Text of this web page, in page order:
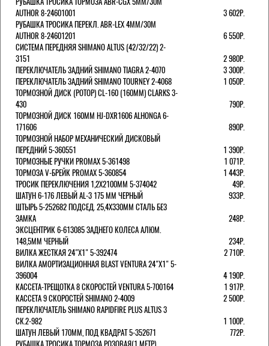
AUTHOR 8-24601001
3 602Р.
РУБАШКА ТРОСИКА ПЕРЕКЛ. ABR-LEX 4MM/30M
AUTHOR 8-24601201
6 550Р.
СИСТЕМА ПЕРЕДНЯЯ SHIMANO ALTUS (42/32/22) 2-
3151
2 980Р.
ПЕРЕКЛЮЧАТЕЛЬ ЗАДНИЙ SHIMANO TIAGRA 2-4070
3 300Р.
ПЕРЕКЛЮЧАТЕЛЬ ЗАДНИЙ SHIMANO TOURNEY 2-4068
1 050Р.
ТОРМОЗНОЙ ДИСК (РОТОР) CL-160 (160ММ) CLARKS 3-
430
790Р.
ТОРМОЗНОЙ ДИСК 160ММ HJ-DXR1606 ALHONGA 6-
171606
890Р.
ТОРМОЗНОЙ НАБОР МЕХАНИЧЕСКИЙ ДИСКОВЫЙ
ПЕРЕДНИЙ 5-360551
1 390Р.
ТОРМОЗНЫЕ РУЧКИ PROMAX 5-361498
1 071Р.
ТОРМОЗА V-БРЕЙК PROMAX 5-360854
1 443Р.
ТРОСИК ПЕРЕКЛЮЧЕНИЯ 1,2Х2100ММ 5-374042
49Р.
ШАТУН 6-176 ЛЕВЫЙ AL-3 175 ММ ЧЕРНЫЙ
933Р.
ШТЫРЬ 5-252682 ПОДСЕД. 25,4Х330ММ СТАЛЬ БЕЗ
ЗАМКА
248Р.
ЭКСЦЕНТРИК 6-613085 ЗАДНЕГО КОЛЕСА АЛЮМ.
148,5ММ ЧЕРНЫЙ
234Р.
ВИЛКА ЖЕСТКАЯ 24"Х1" 5-392474
2 710Р.
ВИЛКА АМОРТИЗАЦИОННАЯ BLAST VENTURA 24"Х1" 5-
396004
4 190Р.
КАССЕТА-ТРЕЩОТКА 8 СКОРОСТЕЙ VENTURA 5-700164
1 917Р.
КАССЕТА 9 СКОРОСТЕЙ SHIMANO 2-4009
2 500Р.
ПЕРЕКЛЮЧАТЕЛЬ SHIMANO RAPIDFIRE PLUS ALTUS 3
СК.2-982
1 100Р.
ШАТУН ЛЕВЫЙ 170ММ, ПОД КВАДРАТ 5-352671
772Р.
РУБАШКА ТРОСИКА ТОРМОЗА РОЗОВАЯ(1 МЕТР)